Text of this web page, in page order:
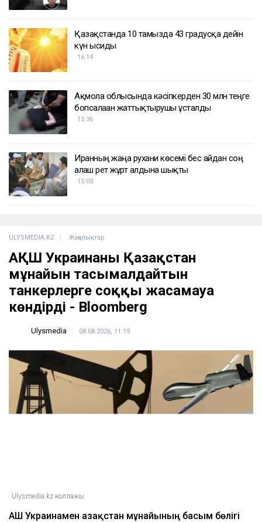
Қазақстанда 10 тамызда 43 градусқа дейін
күн ысиды
16:14
Ақмола облысында кәсіпкерден 30 млн теңге
бопсалаған жаттықтырушы ұсталды
15:36
Иранның жаңа рухани көсемі бес айдан соң
алғаш рет жұрт алдына шықты
15:03
ULYSMEDIA.KZ Жаңалықтар
АҚШ Украинаны Қазақстан
мұнайын тасымалдайтын
танкерлерге соққы жасамауға
көндірді - Bloomberg
Ulysmedia 08.08.2026, 11:19
Ulysmedia.kz коллажы
АҚШ Украинамен Қазақстан мұнайының басым бөлігі